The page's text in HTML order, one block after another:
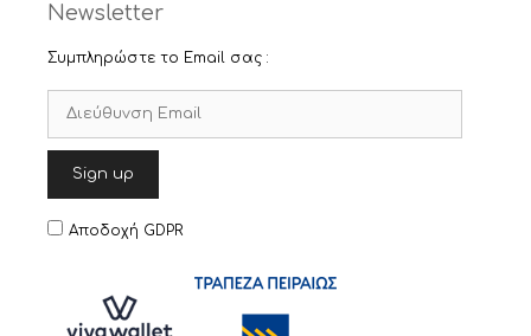
Newsletter
Συμπληρώστε το Email σας :
Αποδοχή GDPR